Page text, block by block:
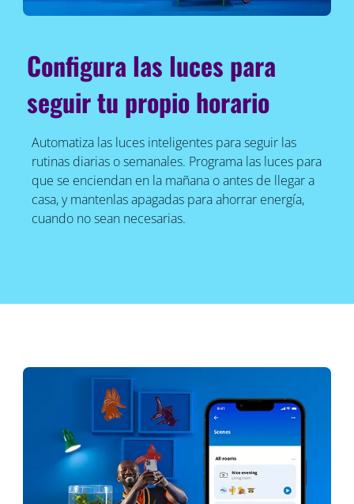
Configura las luces para
seguir tu propio horario
Automatiza las luces inteligentes para seguir las
rutinas diarias o semanales. Programa las luces para
que se enciendan en la mañana o antes de llegar a
casa, y mantenlas apagadas para ahorrar energía,
cuando no sean necesarias.